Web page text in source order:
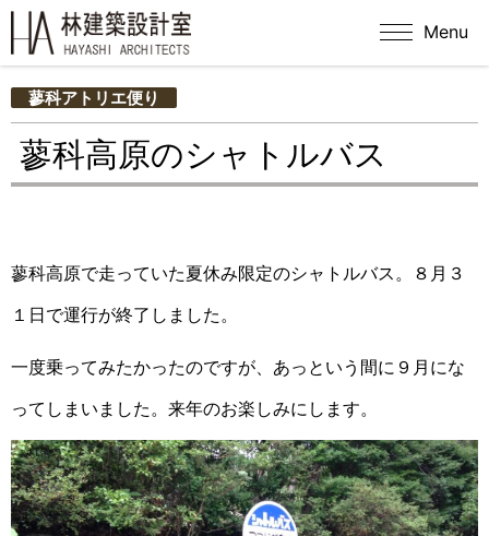
Menu
蓼科アトリエ便り
蓼科高原のシャトルバス
蓼科高原で走っていた夏休み限定のシャトルバス。８月３
１日で運行が終了しました。
一度乗ってみたかったのですが、あっという間に９月にな
ってしまいました。来年のお楽しみにします。